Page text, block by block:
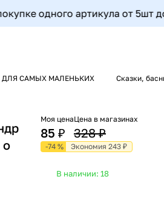
одного артикула от 5шт
САМЫХ МАЛЕНЬКИХ Сказки,
о
Моя цена
85 ₽
Цена в магазинах
328 ₽
-74 % Экономия 243 ₽
В наличии: 18